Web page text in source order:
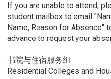
If you are unable to attend,
student mailbox to email
Name, Reason for Absence"
advance to request your
书院与住宿服务组
Residential Colleges and